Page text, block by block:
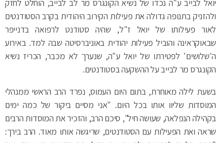
לאור פעילותו של יואל ז"ל, שהיה סטודנט לרפואה בדנייפר
שבאוקראינה והוביל פעילות יהודית באוניברסיטה שבה למד. באירוע
ה'שלושים' לפטירתו של יואל ע"ה, שנערך לא מכבר, הכריז נשיא
הקונגרס מר לבייב על ההשקעה בסטודנטים.
בשעת לילה מאוחרת, בתום היום העמוס, נפרד הרב הראשי ממנהלי
בקהילה הנפלאה, שעושה חיל", סיכם הרב, והזכיר את המוסדות הרבים
שראה ואת הפעילות עם הסטודנטים, שריגשה אותו מאוד. הרב בירך:
"תזכו הלאה להמשיך ולהאיר אור גדול, פה בקווינס בניו יורק; אור
שיזרח על כולם, ושיהיה לנו חנוכה מאיר ושמח".